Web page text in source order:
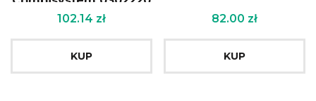
102.14 zł
KUP
82.00 zł
KUP